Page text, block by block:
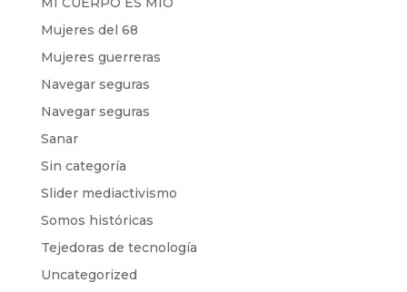
Mujeres del 68
Mujeres guerreras
Navegar seguras
Navegar seguras
Sanar
Sin categoría
Slider mediactivismo
Somos históricas
Tejedoras de tecnología
Uncategorized